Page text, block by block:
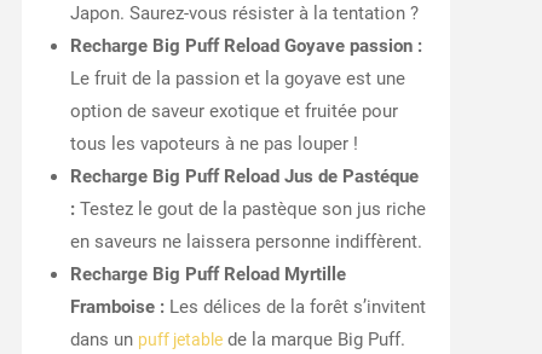
Japon. Saurez-vous résister à la tentation ?
Recharge Big Puff Reload Goyave passion :
Le fruit de la passion et la goyave est une
option de saveur exotique et fruitée pour
tous les vapoteurs à ne pas louper !
Recharge Big Puff Reload Jus de Pastéque
:Testez le gout de la pastèque son jus riche
en saveurs ne laissera personne indiffèrent.
Recharge Big Puff Reload Myrtille
Framboise :Les délices de la forêt s’invitent
dans un puff jetablede la marque Big Puff.